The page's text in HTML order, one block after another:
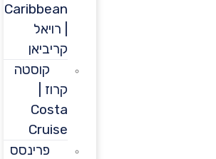
Caribbean
קריביאן
קוסטה
Costa
Cruise
פרינסס